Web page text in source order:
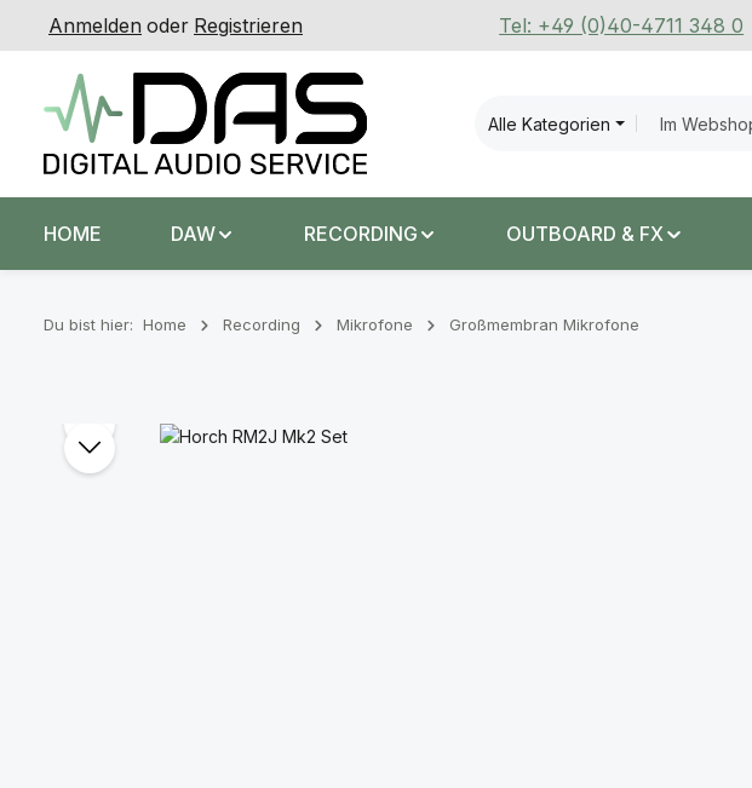
Hauptinhalt springen
Zur Suche springen
Zur Hauptnavigation springen
Anmelden oder Registrieren Tel: +49 (0)40-4711 348 0
Alle Kategorien
HOME DAW RECORDING OUTBOARD & FX
Du bist hier: Home Recording Mikrofone Großmembran Mikrofone
Bildergalerie überspringen